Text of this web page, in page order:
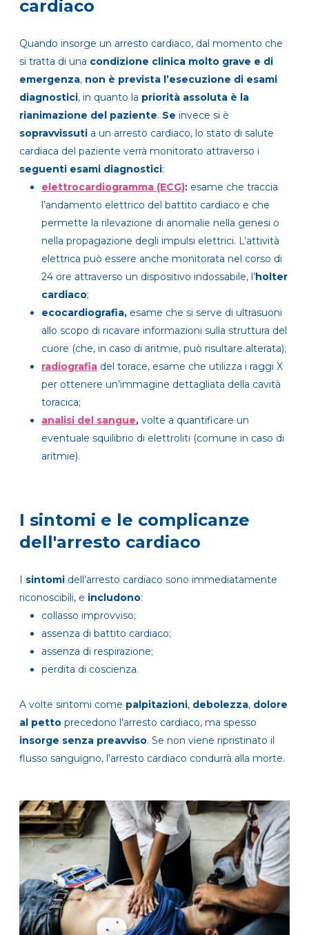
cardiaco
Quando insorge un arresto cardiaco, dal momento che
si tratta di una condizione clinica molto grave e di
emergenza, non è prevista l’esecuzione di esami
diagnostici, in quanto la priorità assoluta è la
rianimazione del paziente. Se invece si è
sopravvissuti a un arresto cardiaco, lo stato di salute
cardiaca del paziente verrà monitorato attraverso i
seguenti esami diagnostici:
elettrocardiogramma (ECG): esame che traccia
l’andamento elettrico del battito cardiaco e che
permette la rilevazione di anomalie nella genesi o
nella propagazione degli impulsi elettrici. L’attività
elettrica può essere anche monitorata nel corso di
24 ore attraverso un dispositivo indossabile, l’holter
cardiaco;
ecocardiografia, esame che si serve di ultrasuoni
allo scopo di ricavare informazioni sulla struttura del
cuore (che, in caso di aritmie, può risultare alterata);
radiografia del torace, esame che utilizza i raggi X
per ottenere un’immagine dettagliata della cavità
toracica;
analisi del sangue, volte a quantificare un
eventuale squilibrio di elettroliti (comune in caso di
aritmie).
I sintomi e le complicanze
dell'arresto cardiaco
sintomi dell’arresto cardiaco sono immediatamente
riconoscibili, e includono:
collasso improvviso;
assenza di battito cardiaco;
assenza di respirazione;
perdita di coscienza.
A volte sintomi come palpitazioni, debolezza, dolore
al petto precedono l’arresto cardiaco, ma spesso
insorge senza preavviso. Se non viene ripristinato il
flusso sanguigno, l’arresto cardiaco condurrà alla morte.